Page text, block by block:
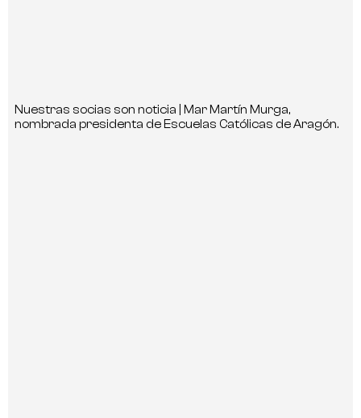
Nuestras socias son noticia | Mar Martín Murga,
nombrada presidenta de Escuelas Católicas de Aragón.